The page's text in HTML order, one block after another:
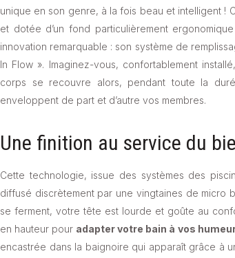
unique en son genre, à la fois beau et intelligent !
et dotée d’un fond particulièrement
innovation remarquable : son système de
In Flow ». Imaginez-vous, confortablement
corps se recouvre alors, pendant toute la
enveloppent de part et d’autre vos membres.
Une finition au service du
Cette technologie, issue des systèmes des
diffusé discrètement par une vingtaines de micro
se ferment, votre tête est lourde et goûte au
en hauteur pour adapter votre bain à vos
encastrée dans la baignoire qui apparaît grâce à